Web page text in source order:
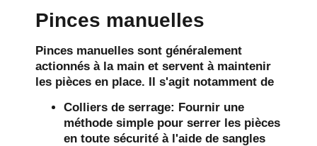
Pinces manuelles
Pinces manuelles sont généralement
actionnés à la main et servent à maintenir
les pièces en place. Il s'agit notamment de
Colliers de serrage: Fournir une
méthode simple pour serrer les pièces
en toute sécurité à l'aide de sangles